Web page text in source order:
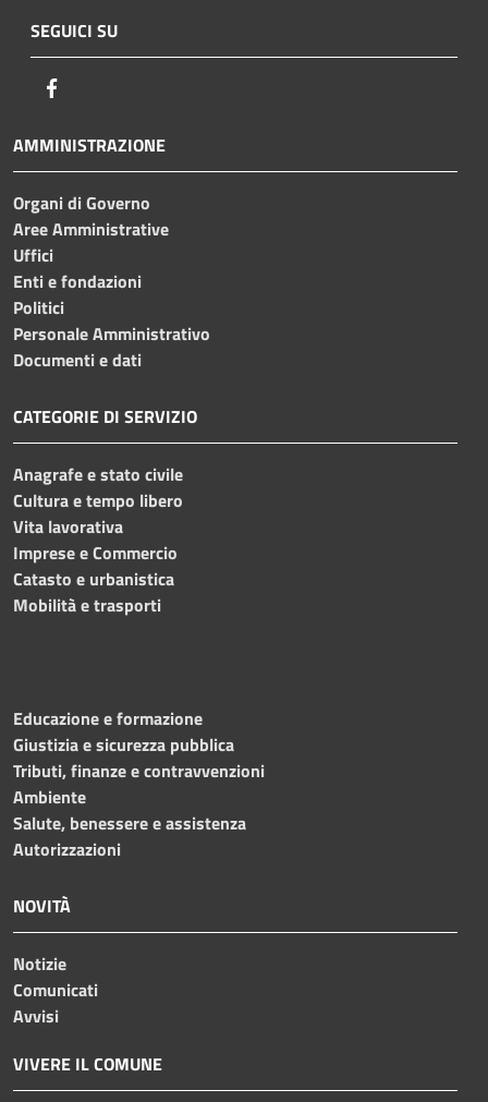
SEGUICI SU
AMMINISTRAZIONE
Organi di Governo
Aree Amministrative
Uffici
Enti e fondazioni
Politici
Personale Amministrativo
Documenti e dati
CATEGORIE DI SERVIZIO
Anagrafe e stato civile
Cultura e tempo libero
Vita lavorativa
Imprese e Commercio
Catasto e urbanistica
Mobilità e trasporti
Educazione e formazione
Giustizia e sicurezza pubblica
Tributi, finanze e contravvenzioni
Ambiente
Salute, benessere e assistenza
Autorizzazioni
NOVITÀ
Notizie
Comunicati
Avvisi
VIVERE IL COMUNE